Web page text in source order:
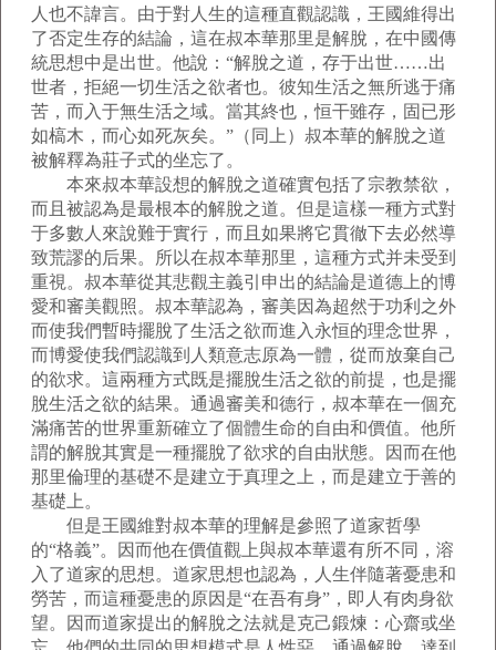
人也不諱言。由于對人生的這種直觀認識，王國維得出
了否定生存的結論，這在叔本華那里是解脫，在中國傳
統思想中是出世。他說：“解脫之道，存于出世……出
世者，拒絕一切生活之欲者也。彼知生活之無所逃于痛
苦，而入于無生活之域。當其終也，恒干雖存，固已形
如槁木，而心如死灰矣。”（同上）叔本華的解脫之道
被解釋為莊子式的坐忘了。
本來叔本華設想的解脫之道確實包括了宗教禁欲，
而且被認為是最根本的解脫之道。但是這樣一種方式對
于多數人來說難于實行，而且如果將它貫徹下去必然導
致荒謬的后果。所以在叔本華那里，這種方式并未受到
重視。叔本華從其悲觀主義引申出的結論是道德上的博
愛和審美觀照。叔本華認為，審美因為超然于功利之外
而使我們暫時擺脫了生活之欲而進入永恒的理念世界，
而博愛使我們認識到人類意志原為一體，從而放棄自己
的欲求。這兩種方式既是擺脫生活之欲的前提，也是擺
脫生活之欲的結果。通過審美和德行，叔本華在一個充
滿痛苦的世界重新確立了個體生命的自由和價值。他所
謂的解脫其實是一種擺脫了欲求的自由狀態。因而在他
那里倫理的基礎不是建立于真理之上，而是建立于善的
基礎上。
但是王國維對叔本華的理解是參照了道家哲學
的“格義”。因而他在價值觀上與叔本華還有所不同，溶
入了道家的思想。道家思想也認為，人生伴隨著憂患和
勞苦，而這種憂患的原因是“在吾有身”，即人有肉身欲
望。因而道家提出的解脫之法就是克己鍛煉：心齋或坐